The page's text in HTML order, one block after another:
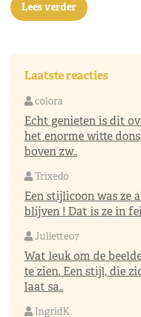
Lees verder
Laatste reacties
colora
Echt genieten is dit
het enorme witte
boven zw..
Trixedo
Een stijlicoon was ze
blijven ! Dat is ze in
Juliette07
Wat leuk om de
te zien. Een stijl, die
laat sa..
IngridK